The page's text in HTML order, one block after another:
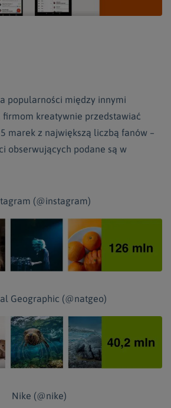
popularności między innymi
firmom kreatywnie przedstawiać
marek z największą liczbą fanów –
obserwujących podane są w
(@instagram)
Geographic (@natgeo)
Nike (@nike)